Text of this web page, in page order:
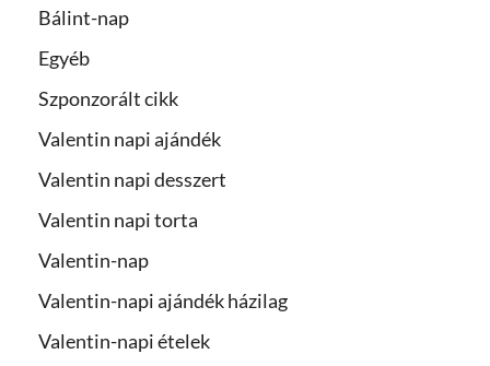
Bálint-nap
Egyéb
Szponzorált cikk
Valentin napi ajándék
Valentin napi desszert
Valentin napi torta
Valentin-nap
Valentin-napi ajándék házilag
Valentin-napi ételek